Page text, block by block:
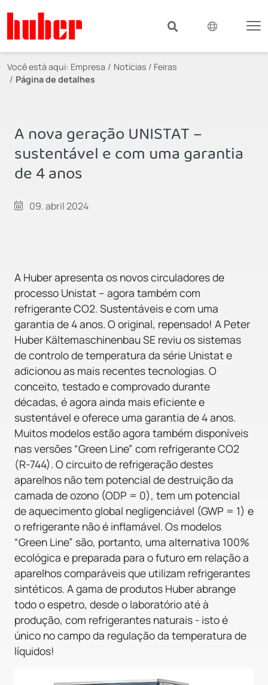
Você está aqui: Empresa
Notícias / Feiras
Página de detalhes
A nova geração UNISTAT –
sustentável e com uma garantia
de 4 anos
09. abril 2024
A Huber apresenta os novos circuladores de
processo Unistat – agora também com
refrigerante CO2. Sustentáveis e com uma
garantia de 4 anos. O original, repensado! A Peter
Huber Kältemaschinenbau SE reviu os sistemas
de controlo de temperatura da série Unistat e
adicionou as mais recentes tecnologias. O
conceito, testado e comprovado durante
décadas, é agora ainda mais eficiente e
sustentável e oferece uma garantia de 4 anos.
Muitos modelos estão agora também disponíveis
nas versões “Green Line” com refrigerante CO2
(R-744). O circuito de refrigeração destes
aparelhos não tem potencial de destruição da
camada de ozono (ODP = 0), tem um potencial
de aquecimento global negligenciável (GWP = 1) e
o refrigerante não é inflamável. Os modelos
“Green Line” são, portanto, uma alternativa 100%
ecológica e preparada para o futuro em relação a
aparelhos comparáveis que utilizam refrigerantes
sintéticos. A gama de produtos Huber abrange
todo o espetro, desde o laboratório até à
produção, com refrigerantes naturais - isto é
único no campo da regulação da temperatura de
líquidos!